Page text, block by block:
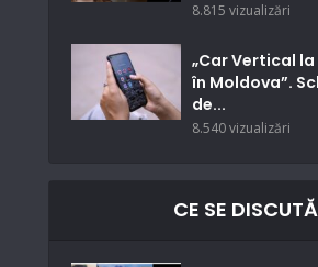
8.815 vizualizări
„Car Vertical
în Moldova”.
de...
8.540 vizualizări
CE SE DISCUTĂ